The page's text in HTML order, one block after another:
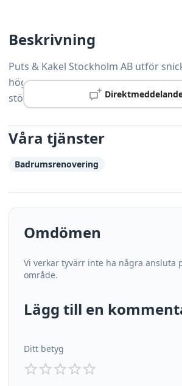
Beskrivning
Puts & Kakel Stockholm AB utför
hög kvalitet i Tyresö – från mindre
större renoveringsprojekt.
Våra tjänster
Badrumsrenovering
Omdömen
Vi verkar tyvärr inte ha några ansluta
område.
Lägg till en
Ditt betyg